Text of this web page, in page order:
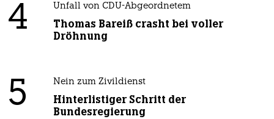
4 Unfall von CDU-Abgeordnetem
Thomas Bareiß crasht bei voller
Dröhnung
5 Nein zum Zivildienst
Hinterlistiger Schritt der
Bundesregierung